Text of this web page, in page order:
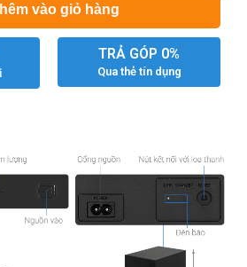
vào giỏ hàng
TRẢ GÓP 0%
Qua thẻ tín dụng